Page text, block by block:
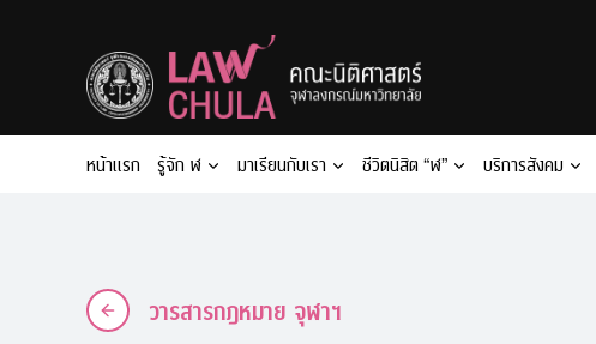
หน้าแรก รู้จัก ฬ มาเรียนกับเรา ชีวิตนิสิต “ฬ” บริการสังคม
วารสารกฎหมาย จุฬาฯ